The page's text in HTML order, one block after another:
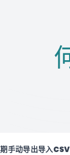
手动导出导入